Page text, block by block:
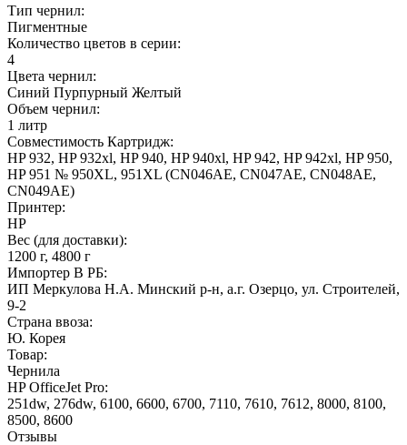
Тип чернил:
Пигментные
Количество цветов в серии:
4
Цвета чернил:
Синий Пурпурный Желтый
Объем чернил:
1 литр
Совместимость Картридж:
HP 932, HP 932xl, HP 940, HP 940xl, HP 942, HP 942xl, HP 950,
HP 951 № 950XL, 951XL (CN046AE, CN047AE, CN048AE,
CN049AE)
Принтер:
HP
Вес (для доставки):
1200 г, 4800 г
Импортер В РБ:
ИП Меркулова Н.А. Минский р-н, а.г. Озерцо, ул. Строителей,
9-2
Страна ввоза:
Ю. Корея
Товар:
Чернила
HP OfficeJet Pro:
251dw, 276dw, 6100, 6600, 6700, 7110, 7610, 7612, 8000, 8100,
8500, 8600
Отзывы